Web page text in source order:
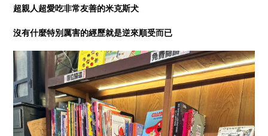
超親人超愛吃非常友善的米克斯犬
沒有什麼特別厲害的經歷就是逆來順受而已